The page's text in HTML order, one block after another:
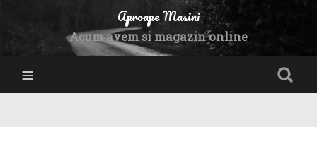
Aproape Masini
Acum avem si magazin online